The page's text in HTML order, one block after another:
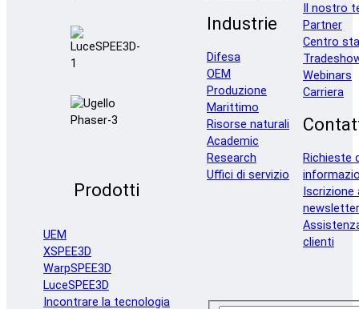
Prodotti
UEM
XSPEE3D
WarpSPEE3D
LuceSPEE3D
Incontrare la tecnologia
Industrie
Difesa
OEM
Produzione
Marittimo
Risorse naturali
Academic
Research
Uffici di servizio
Il nostro
Partner
Centro
Webinars
Carriera
Richieste
Iscrizione
newsletter
clienti